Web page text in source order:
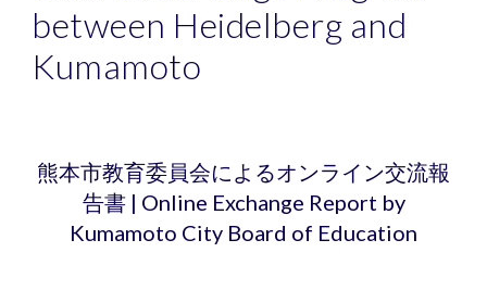
between Heidelberg and
Kumamoto
熊本市教育委員会によるオンライン交流報
告書| Online Exchange Report by
Kumamoto City Board of Education